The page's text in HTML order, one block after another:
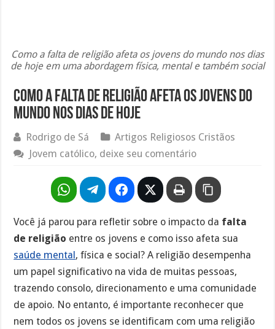
Como a falta de religião afeta os jovens do mundo nos dias
de hoje em uma abordagem física, mental e também social
Como a falta de religião afeta os jovens do
mundo nos dias de hoje
Rodrigo de Sá
Artigos Religiosos Cristãos
Jovem católico, deixe seu comentário
Você já parou para refletir sobre o impacto da falta
de religião entre os jovens e como isso afeta sua
saúde mental, física e social? A religião desempenha
um papel significativo na vida de muitas pessoas,
trazendo consolo, direcionamento e uma comunidade
de apoio. No entanto, é importante reconhecer que
nem todos os jovens se identificam com uma religião